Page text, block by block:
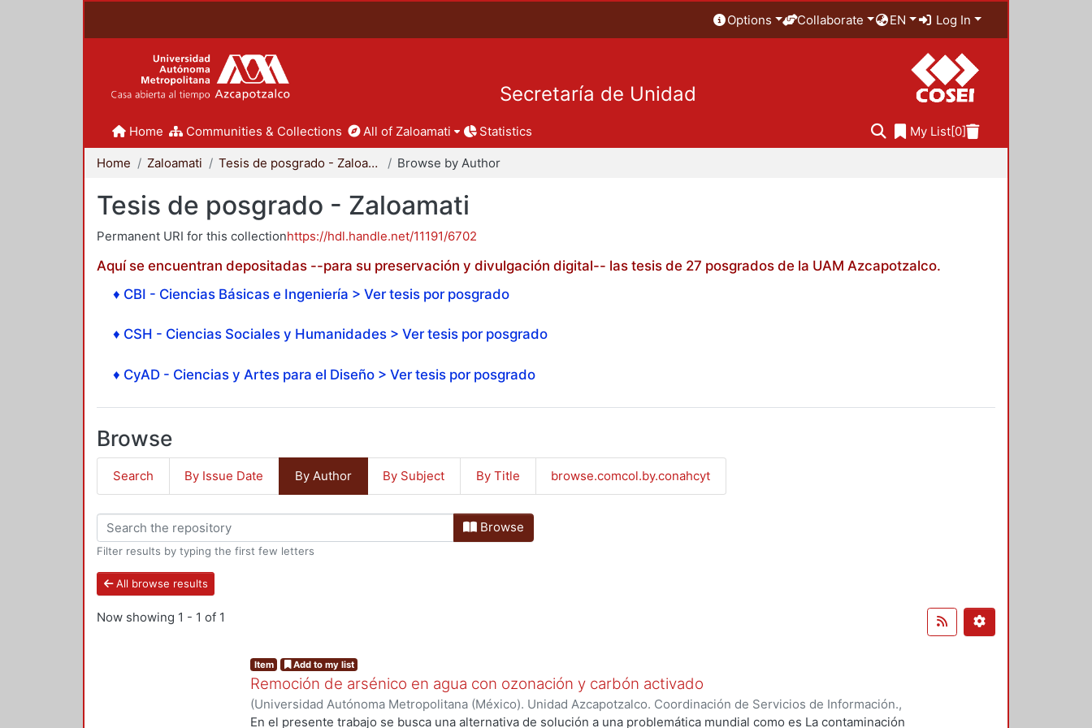
Options Collaborate EN Log In
Secretaría de Unidad
Home Communities & Collections All of Zaloamati Statistics My List[0]
Home Zaloamati Tesis de posgrado - Zaloamati Browse by Author
Tesis de posgrado - Zaloamati
Permanent URI for this collectionhttps://hdl.handle.net/11191/6702
Aquí se encuentran depositadas --para su preservación y divulgación digital-- las tesis de 27 posgrados de la UAM Azcapotzalco.
♦ CBI - Ciencias Básicas e Ingeniería > Ver tesis por posgrado
♦ CSH - Ciencias Sociales y Humanidades > Ver tesis por posgrado
♦ CyAD - Ciencias y Artes para el Diseño > Ver tesis por posgrado
Browse
Search By Issue Date By Author By Subject By Title browse.comcol.by.conahcyt
Browse
Filter results by typing the first few letters
All browse results
Now showing 1 - 1 of 1
Item Add to my list
Remoción de arsénico en agua con ozonación y carbón activado
(Universidad Autónoma Metropolitana (México). Unidad Azcapotzalco. Coordinación de Servicios de Información.,
2017-07)Acevedo Afanador, Laura Maria
En el presente trabajo se busca una alternativa de solución a una problemática mundial como es La contaminación